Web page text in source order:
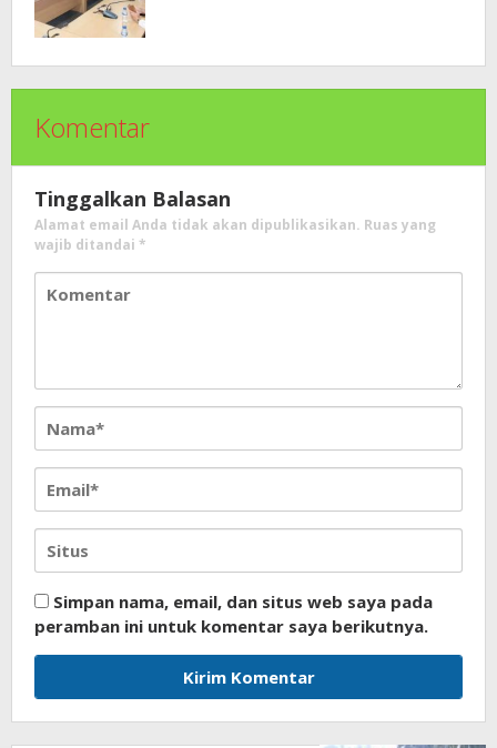
Komentar
Tinggalkan Balasan
Alamat email Anda tidak akan dipublikasikan. Ruas yang
wajib ditandai *
Simpan nama, email, dan situs web saya pada
peramban ini untuk komentar saya berikutnya.